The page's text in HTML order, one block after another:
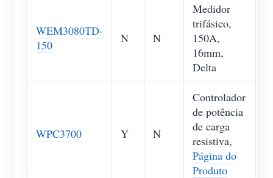
WEM3080TD-
150
N N
Medidor
trifásico,
150A,
16mm,
Delta
WPC3700 Y N
Controlador
de potência
de carga
resistiva,
Página do
Produto